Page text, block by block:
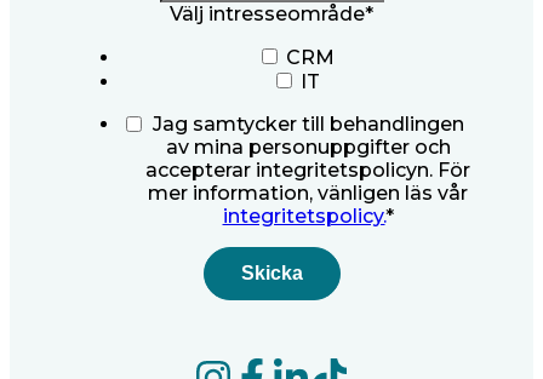
Välj intresseområde*
CRM
IT
Jag samtycker till behandlingen
av mina personuppgifter och
accepterar integritetspolicyn. För
mer information, vänligen läs vår
integritetspolicy.*